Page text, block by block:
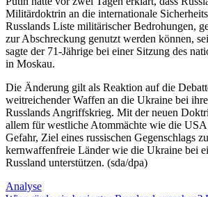
Militärdoktrin an die internationale
Russlands Liste militärischer Bedrohungen,
zur Abschreckung genutzt werden können,
sagte der 71-Jährige bei einer Sitzung des
in Moskau.
Die Änderung gilt als Reaktion auf die
weitreichender Waffen an die Ukraine bei
Russlands Angriffskrieg. Mit der neuen
allem für westliche Atommächte wie die
Gefahr, Ziel eines russischen Gegenschlags
kernwaffenfreie Länder wie die Ukraine bei
Russland unterstützen. (sda/dpa)
Analyse